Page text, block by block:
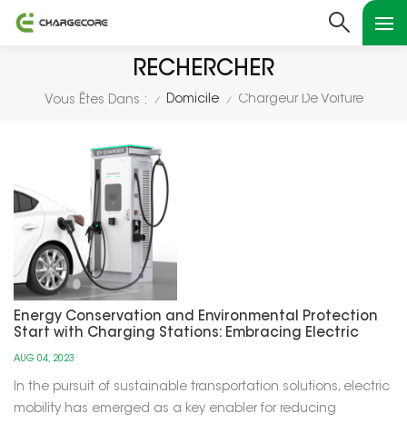
RECHERCHER
Vous Êtes Dans : / Domicile / Chargeur De Voiture
Energy Conservation and Environmental Protection
Start with Charging Stations: Embracing Electric
AUG 04, 2023
In the pursuit of sustainable transportation solutions, electric
mobility has emerged as a key enabler for reducing